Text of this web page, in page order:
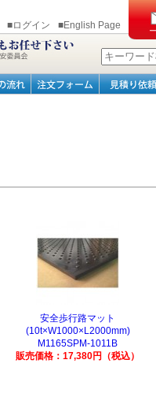
■ログイン ■English Page
安全歩行路マット
(10t×W1000×L2000mm)
M1165SPM-1011B
販売価格：17,380円（税込）